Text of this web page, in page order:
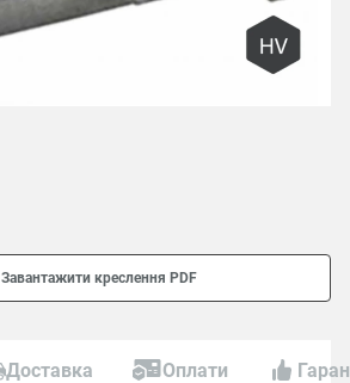
Завантажити креслення PDF
Доставка Оплати